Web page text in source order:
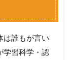
は誰もが言い
学習科学・認